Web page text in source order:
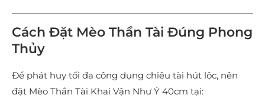
Cách Đặt Mèo Thần Tài Đúng Phong
Thủy
Để phát huy tối đa công dụng chiêu tài hút lộc, nên
đặt Mèo Thần Tài Khai Vận Như Ý 40cm tại: